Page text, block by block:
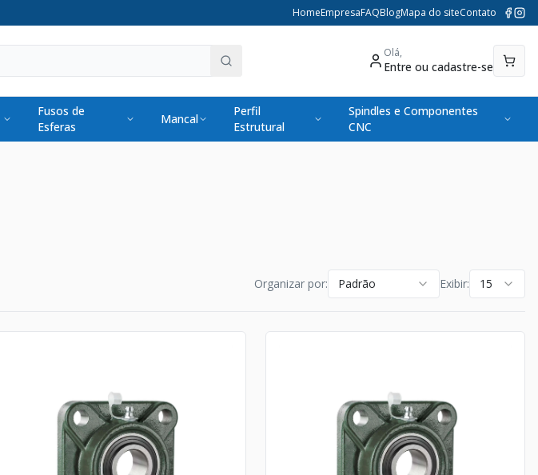
HomeEmpresaFAQBlogMapa do siteContato
Olá,
Entre ou cadastre-se
Fusos de
Esferas
Mancal
Perfil
Estrutural
Spindles e Componentes
CNC
Organizar por: Padrão Exibir: 15